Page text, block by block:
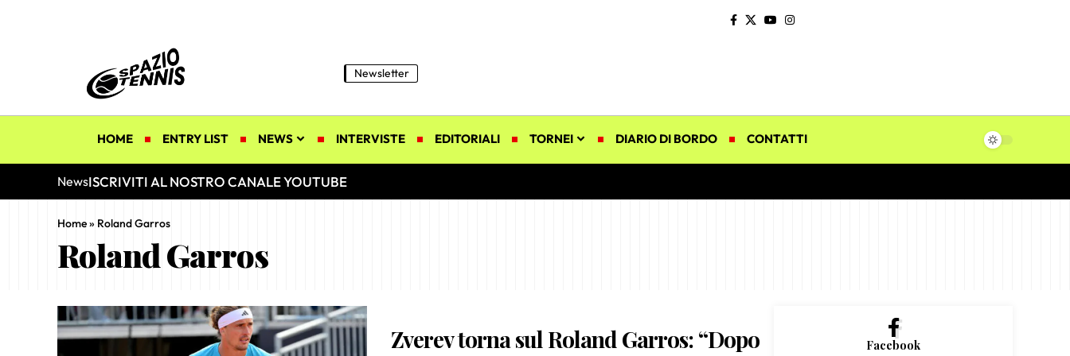
Newsletter
HOME ENTRY LIST NEWS INTERVISTE EDITORIALI TORNEI DIARIO DI BORDO CONTATTI
NewsISCRIVITI AL NOSTRO CANALE YOUTUBE
Home» Roland Garros
Roland Garros
Zverev torna sul Roland Garros: “Dopo
Facebook